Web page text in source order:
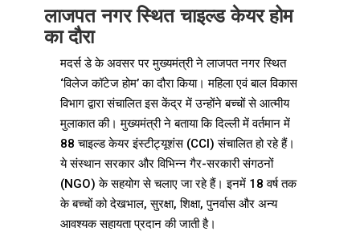
लाजपत नगर स्थित चाइल्ड केयर होम
का दौरा
मदर्स डे के अवसर पर मुख्यमंत्री ने लाजपत नगर स्थित
‘विलेज कॉटेज होम’ का दौरा किया। महिला एवं बाल विकास
विभाग द्वारा संचालित इस केंद्र में उन्होंने बच्चों से आत्मीय
मुलाकात की। मुख्यमंत्री ने बताया कि दिल्ली में वर्तमान में
88 चाइल्ड केयर इंस्टीट्यूशंस (CCI) संचालित हो रहे हैं।
ये संस्थान सरकार और विभिन्न गैर-सरकारी संगठनों
(NGO) के सहयोग से चलाए जा रहे हैं। इनमें 18 वर्ष तक
के बच्चों को देखभाल, सुरक्षा, शिक्षा, पुनर्वास और अन्य
आवश्यक सहायता प्रदान की जाती है।